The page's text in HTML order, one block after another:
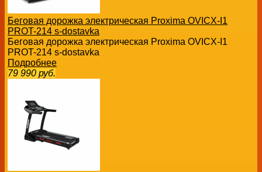
Беговая дорожка электрическая Proxima OVICX-I1
PROT-214 s-dostavka
Беговая дорожка электрическая Proxima OVICX-I1
PROT-214 s-dostavka
Подробнее
79 990 руб.